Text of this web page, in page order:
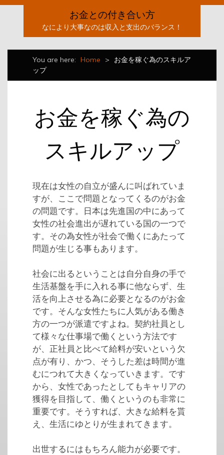
お金との付き合い方
なにより大事なのは収入と支出のバランス！
You are here: Home >
お金を稼ぐ為のスキルア
ップ
お金を稼ぐ為の
スキルアップ
現在は女性の自立が盛んに叫ばれていま
すが、ここで問題となってくるのがお金
の問題です。日本は先進国の中にあって
女性の社会進出が遅れている国の一つで
す。その為女性が社会で働くにあたって
問題が生じる事もあります。
社会に出るということは自分自身の手で
生活基盤を手に入れる事に他ならず、生
活を向上させる為に必要となるのがお金
です。そんな女性たちに人気がある働き
方の一つが派遣ですよね。契約社員とし
て様々な仕事場で働くという方法です
が、正社員と比べて給料が安いという欠
点が有り、かつ、そうした差は時間が進
むにつれて大きくなっていきます。です
から、女性であったとしてもキャリアの
獲得を目指して、働くというのも非常に
重要です。そうすれば、大きな給料を貰
え、生活にゆとりが生まれてきます。
出世するにはもちろん能力が必要です。